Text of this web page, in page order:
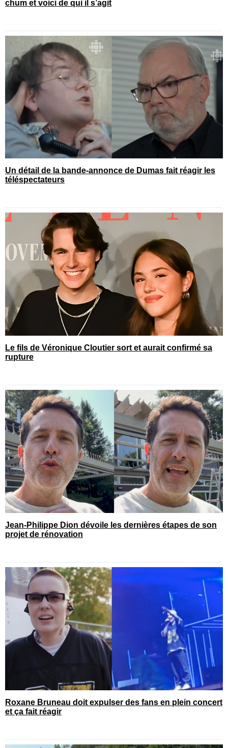
chum et voici de qui il s’agit
Un détail de la bande-annonce de Dumas fait réagir les
téléspectateurs
Le fils de Véronique Cloutier sort et aurait confirmé sa
rupture
Jean-Philippe Dion dévoile les dernières étapes de son
projet de rénovation
Roxane Bruneau doit expulser des fans en plein concert
et ça fait réagir